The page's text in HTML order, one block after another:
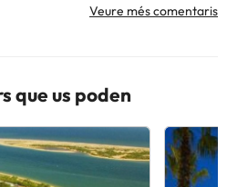
Veure més comentaris
que us poden